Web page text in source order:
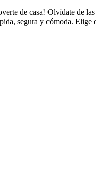
de casa! Olvídate de
segura y cómoda.